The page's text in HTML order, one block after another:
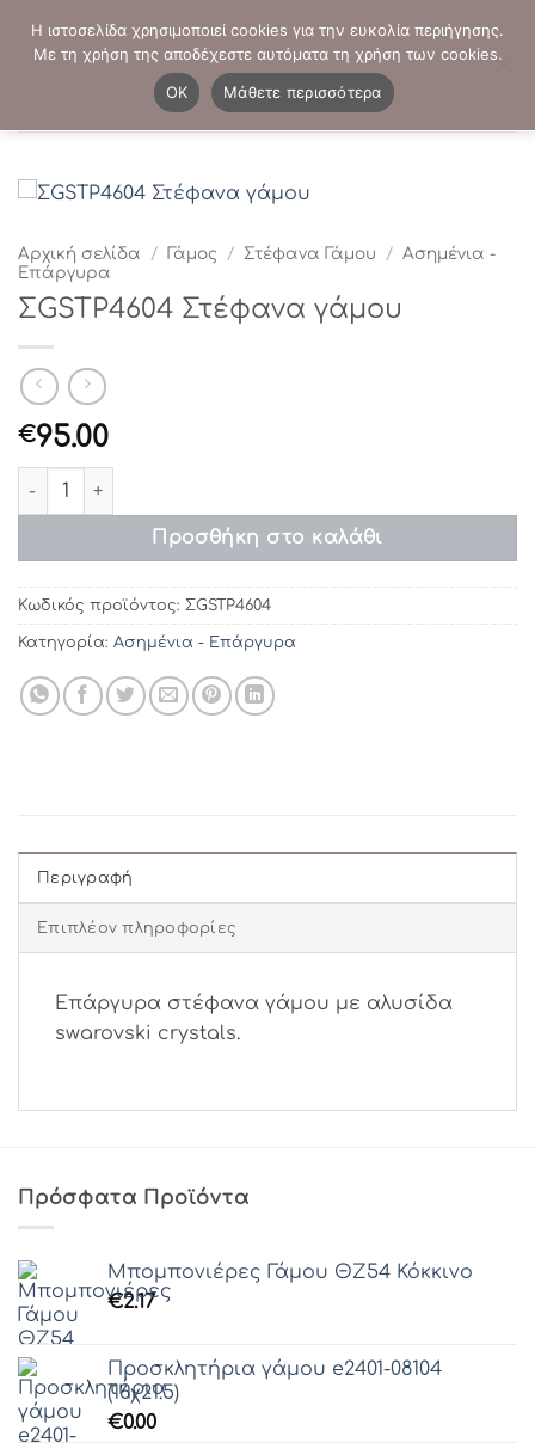
στο
ΤΗΛΕΦΩΝΙΚΕΣ ΠΑΡΑΓΓΕΛΙΕΣ: - 2103821941
Αρχική σελίδα / Γάμος / Στέφανα Γάμου / Ασημένια -
Επάργυρα
ΣGSTP4604 Στέφανα γάμου
€95.00
ΣGSTP4604 Στέφανα γάμου ποσότητα
Προσθήκη στο καλάθι
Κωδικός προϊόντος: ΣGSTP4604
Κατηγορία: Ασημένια - Επάργυρα
Περιγραφή
Επιπλέον πληροφορίες
Επάργυρα στέφανα γάμου με αλυσίδα
swarovski crystals.
Πρόσφατα Προϊόντα
Μπομπονιέρες Γάμου ΘZ54 Κόκκινο
€2.17
Προσκλητήρια γάμου e2401-08104
(16χ21.5)
€0.00
Η ιστοσελίδα χρησιμοποιεί cookies για την ευκολία περιήγησης.
Με τη χρήση της αποδέχεστε αυτόματα τη χρήση των cookies.
OK
Μάθετε περισσότερα